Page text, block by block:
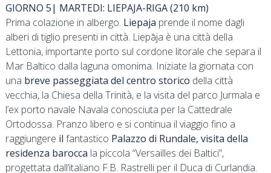
GIORNO 5| MARTEDI: LIEPAJA-RIGA (210 km)
Prima colazione in albergo. Liepaja prende il nome dagli
alberi di tiglio presenti in città. Liepāja è una città della
Lettonia, importante porto sul cordone litorale che separa il
Mar Baltico dalla laguna omonima. Iniziate la giornata con
una breve passeggiata del centro storico della città
vecchia, la Chiesa della Trinità, e la visita del parco Jurmala e
l’ex porto navale Navala conosciuta per la Cattedrale
Ortodossa. Pranzo libero e si continua il viaggio fino a
raggiungere il fantastico Palazzo di Rundale, visita della
residenza barocca la piccola “Versailles dei Baltici”,
progettata dall’italiano F.B. Rastrelli per il Duca di Curlandia.